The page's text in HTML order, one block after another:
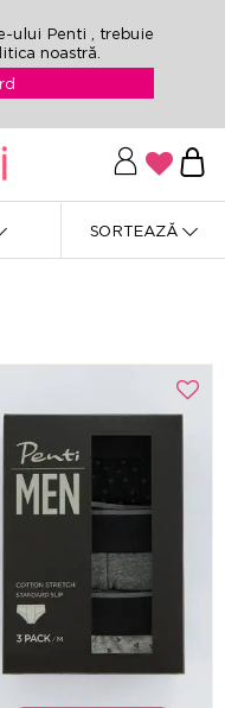
ului Penti , trebuie
noastră.
SORTEAZĂ